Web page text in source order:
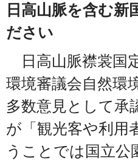
日高山脈を含む
ださい
日高山脈襟裳国
環境審議会自然環
多数意見として承
が「観光客や利用
うことでは国立